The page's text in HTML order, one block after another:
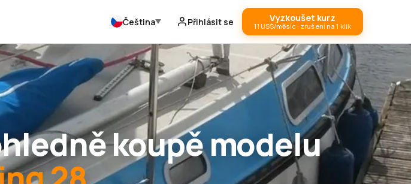
Čeština Přihlásit se Vyzkoušet kurz
11 US$/měsíc · zrušení na 1 klik
koupě modelu